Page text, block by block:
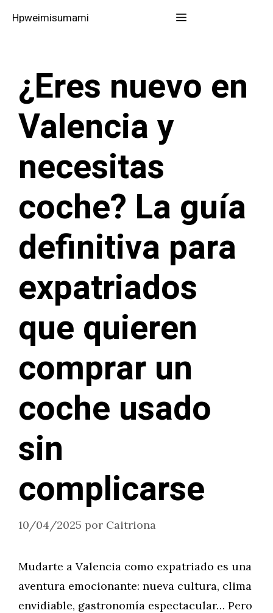
Hpweimisumami Menú
¿Eres nuevo en
Valencia y
necesitas
coche? La guía
definitiva para
expatriados
que quieren
comprar un
coche usado
sin
complicarse
10/04/2025 por Caitriona
Mudarte a Valencia como expatriado es una
aventura emocionante: nueva cultura, clima
envidiable, gastronomía espectacular… Pero